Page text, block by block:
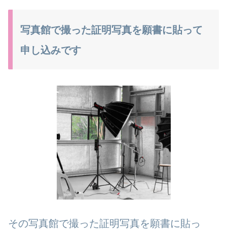
写真館で撮った証明写真を願書に貼って
申し込みです
その写真館で撮った証明写真を願書に貼っ